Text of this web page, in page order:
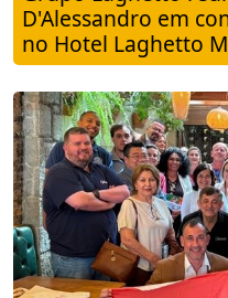
D'Alessandro em
no Hotel Laghetto